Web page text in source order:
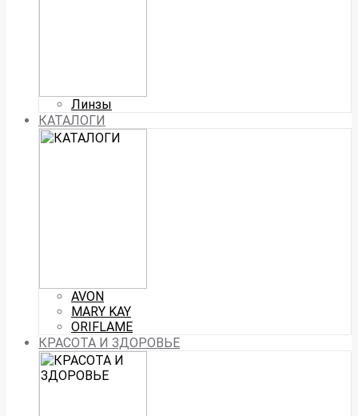
Линзы
КАТАЛОГИ
AVON
MARY KAY
ORIFLAME
КРАСОТА И ЗДОРОВЬЕ